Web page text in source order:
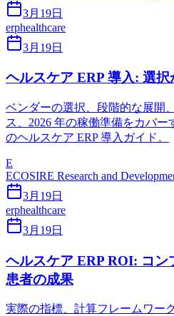
3月19日
erphealthcare
3月19日
ヘルスケア ERP 導入: 選
ベンダーの選択、段階的な展開
ス、2026 年の稼働準備をカバ
のヘルスケア ERP 導入ガイド。
E
ECOSIRE Research and
3月19日
erphealthcare
3月19日
ヘルスケア ERP ROI: コン
患者の成果
実際の指標、計算フレームワー